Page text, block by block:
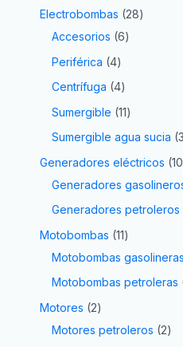
Electrobombas
28
Accesorios 6
Periférica 4
Centrífuga 4
Sumergible 11
Sumergible agua sucia 3
Generadores eléctricos 10
Generadores
Generadores petroleros
Motobombas 11
Motobombas gasolineras
Motobombas petroleras
Motores
2
Motores petroleros
2